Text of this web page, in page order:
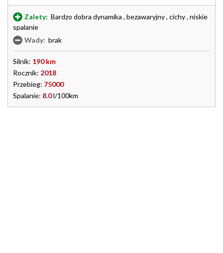
Zalety: Bardzo dobra dynamika , bezawaryjny , cichy , niskie
spalanie
Wady: brak
Silnik: 190 km
Rocznik: 2018
Przebieg: 75000
Spalanie: 8.0l/100km